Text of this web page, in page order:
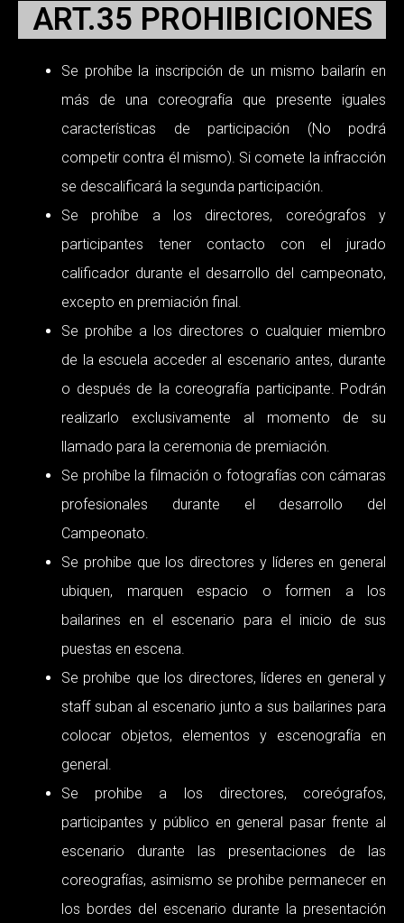
ART.35 PROHIBICIONES
Se prohíbe la inscripción de un mismo bailarín en
más de una coreografía que presente iguales
características de participación (No podrá
competir contra él mismo). Si comete la infracción
se descalificará la segunda participación.
Se prohíbe a los directores, coreógrafos y
participantes tener contacto con el jurado
calificador durante el desarrollo del campeonato,
excepto en premiación final.
Se prohíbe a los directores o cualquier miembro
de la escuela acceder al escenario antes, durante
o después de la coreografía participante. Podrán
realizarlo exclusivamente al momento de su
llamado para la ceremonia de premiación.
Se prohíbe la filmación o fotografías con cámaras
profesionales durante el desarrollo del
Campeonato.
Se prohibe que los directores y líderes en general
ubiquen, marquen espacio o formen a los
bailarines en el escenario para el inicio de sus
puestas en escena.
Se prohibe que los directores, líderes en general y
staff suban al escenario junto a sus bailarines para
colocar objetos, elementos y escenografía en
general.
Se prohibe a los directores, coreógrafos,
participantes y público en general pasar frente al
escenario durante las presentaciones de las
coreografías, asimismo se prohibe permanecer en
los bordes del escenario durante la presentación